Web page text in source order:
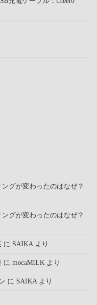
グが変わったのはなぜ？
グが変わったのはなぜ？
に SAIKA より
に mocaMILK より
に SAIKA より